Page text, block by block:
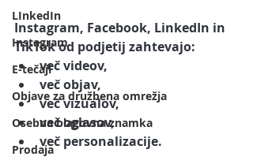
LInkedIn
Instagram
E-tečaji
Objave za družbena omrežja
Osebna blagovna znamka
Prodaja
Instagram, Facebook, LinkedIn in
TikTok od podjetij zahtevajo:
več videov,
več objav,
več vizualov,
več oglasov,
več personalizacije.